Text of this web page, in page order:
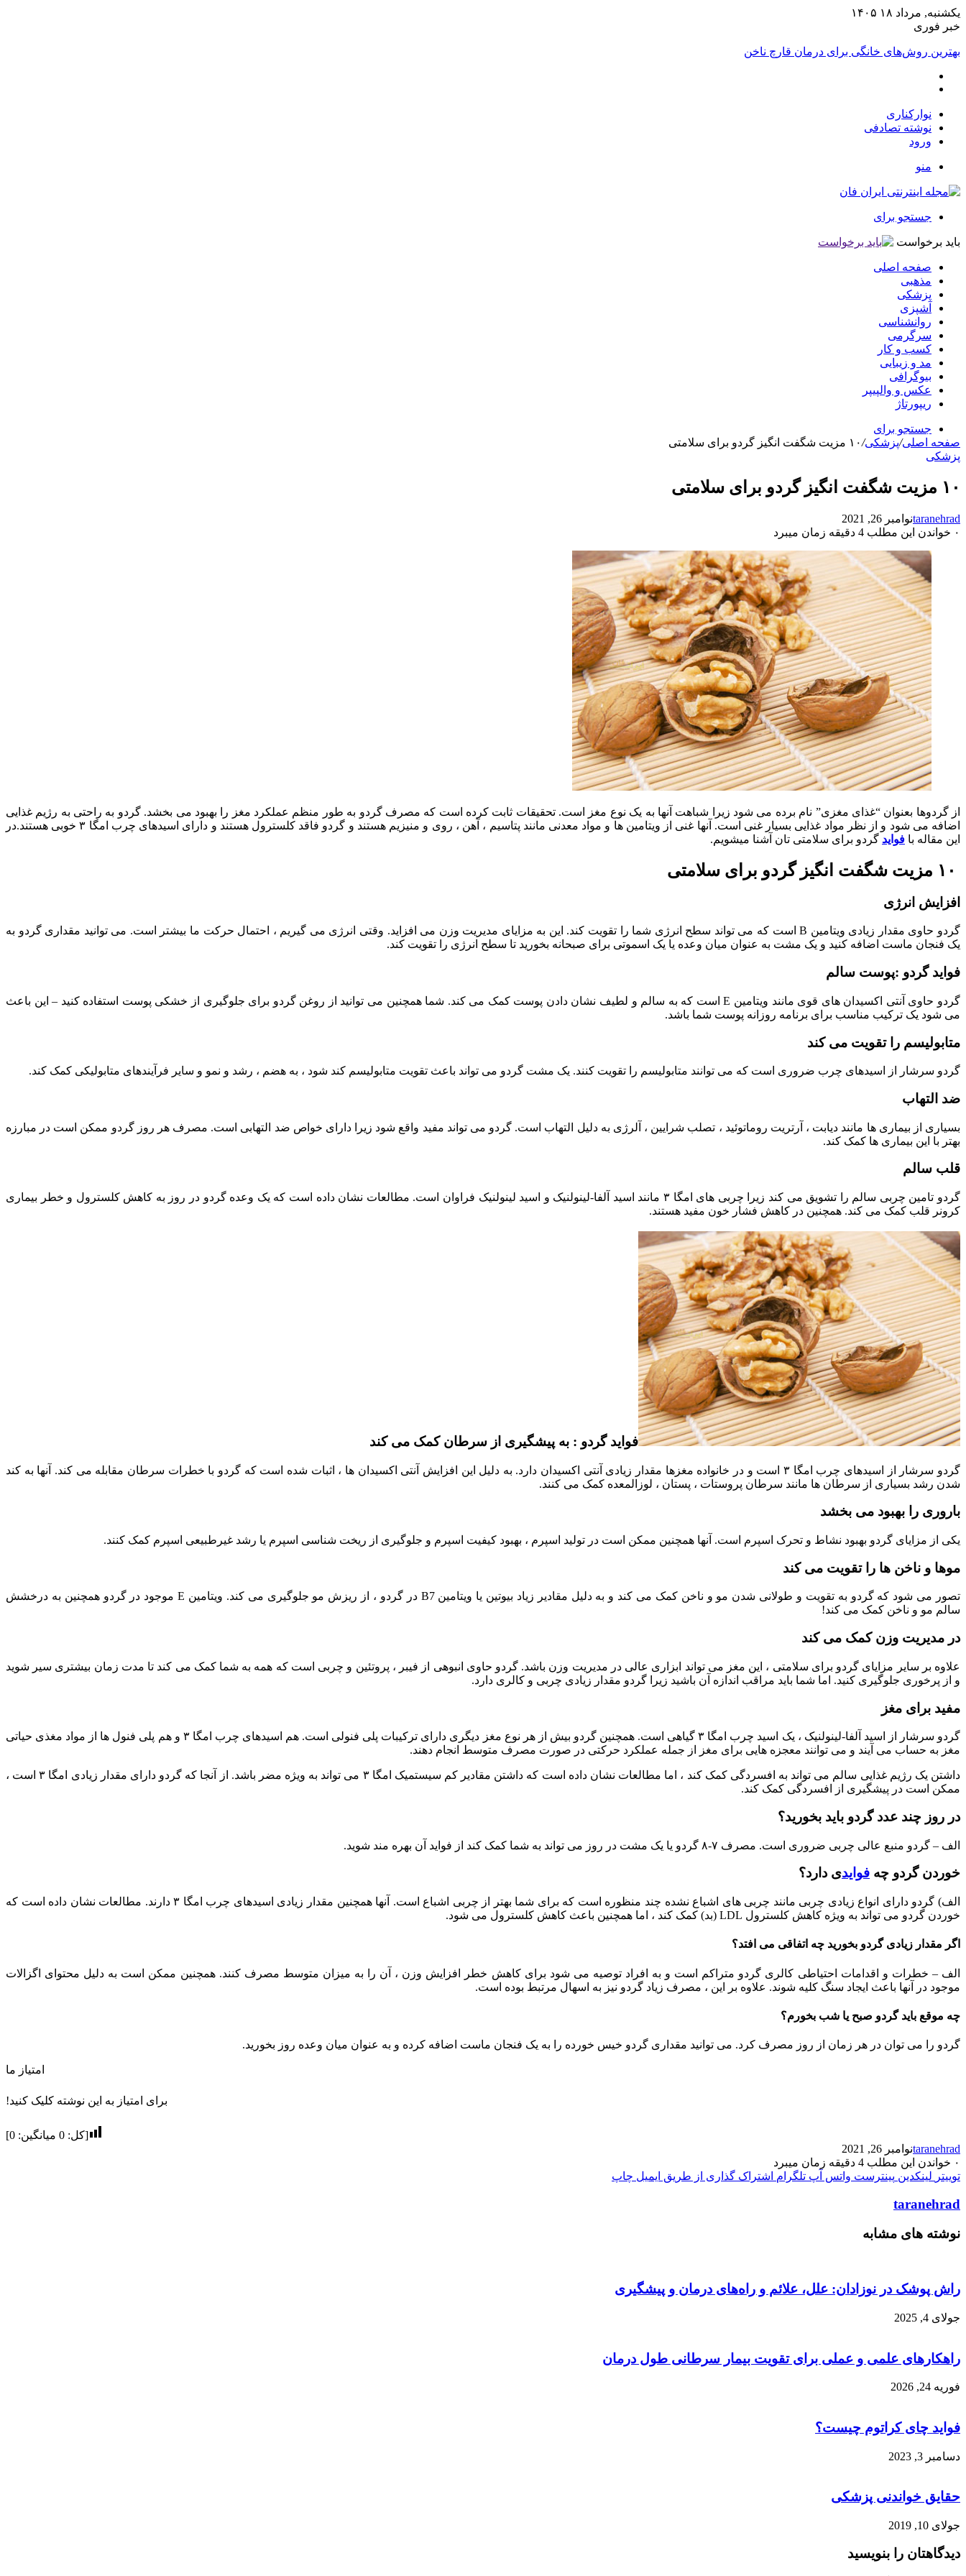
یکشنبه, مرداد ۱۸ ۱۴۰۵
خبر فوری
بهترین روش‌های خانگی برای درمان قارچ ناخن
نوارکناری
نوشته تصادفی
ورود
منو
جستجو برای
باید برخواست
صفحه اصلی
مذهبی
پزشکی
آشپزی
روانشناسی
سرگرمی
کسب و کار
مد و زیبایی
بیوگرافی
عکس و والپیپر
ریپورتاژ
جستجو برای
صفحه اصلی/پزشکی/۱۰ مزیت شگفت انگیز گردو برای سلامتی
پزشکی
۱۰ مزیت شگفت انگیز گردو برای سلامتی
taranehradنوامبر 26, 2021
۰ خواندن این مطلب 4 دقیقه زمان میبرد
از گردوها بعنوان “غذای مغزی” نام برده می شود زیرا شباهت آنها به یک نوع مغز است. تحقیقات ثابت کرده است که مصرف گردو به طور منظم عملکرد مغز را بهبود می بخشد. گردو به راحتی به رژیم غذایی
اضافه می شود و از نظر مواد غذایی بسیار غنی است. آنها غنی از ویتامین ها و مواد معدنی مانند پتاسیم ، آهن ، روی و منیزیم هستند و گردو فاقد کلسترول هستند و دارای اسیدهای چرب امگا ۳ خوبی هستند.در
این مقاله با فواید گردو برای سلامتی تان آشنا میشویم.
افزایش انرژی
گردو حاوی مقدار زیادی ویتامین B است که می تواند سطح انرژی شما را تقویت کند. این به مزایای مدیریت وزن می افزاید. وقتی انرژی می گیریم ، احتمال حرکت ما بیشتر است. می توانید مقداری گردو به
یک فنجان ماست اضافه کنید و یک مشت به عنوان میان وعده یا یک اسموتی برای صبحانه بخورید تا سطح انرژی را تقویت کند.
فواید گردو :پوست سالم
گردو حاوی آنتی اکسیدان های قوی مانند ویتامین E است که به سالم و لطیف نشان دادن پوست کمک می کند. شما همچنین می توانید از روغن گردو برای جلوگیری از خشکی پوست استفاده کنید – این باعث
می شود یک ترکیب مناسب برای برنامه روزانه پوست شما باشد.
متابولیسم را تقویت می کند
گردو سرشار از اسیدهای چرب ضروری است که می توانند متابولیسم را تقویت کنند. یک مشت گردو می تواند باعث تقویت متابولیسم کند شود ، به هضم ، رشد و نمو و سایر فرآیندهای متابولیکی کمک کند.
ضد التهاب
بسیاری از بیماری ها مانند دیابت ، آرتریت روماتوئید ، تصلب شرایین ، آلرژی به دلیل التهاب است. گردو می تواند مفید واقع شود زیرا دارای خواص ضد التهابی است. مصرف هر روز گردو ممکن است در مبارزه
بهتر با این بیماری ها کمک کند.
قلب سالم
گردو تامین چربی سالم را تشویق می کند زیرا چربی های امگا ۳ مانند اسید آلفا-لینولنیک و اسید لینولنیک فراوان است. مطالعات نشان داده است که یک وعده گردو در روز به کاهش کلسترول و خطر بیماری
کرونر قلب کمک می کند. همچنین در کاهش فشار خون مفید هستند.
فواید گردو : به پیشگیری از سرطان کمک می کند
گردو سرشار از اسیدهای چرب امگا ۳ است و در خانواده مغزها مقدار زیادی آنتی اکسیدان دارد. به دلیل این افزایش آنتی اکسیدان ها ، اثبات شده است که گردو با خطرات سرطان مقابله می کند. آنها به کند
شدن رشد بسیاری از سرطان ها مانند سرطان پروستات ، پستان ، لوزالمعده کمک می کنند.
باروری را بهبود می بخشد
یکی از مزایای گردو بهبود نشاط و تحرک اسپرم است. آنها همچنین ممکن است در تولید اسپرم ، بهبود کیفیت اسپرم و جلوگیری از ریخت شناسی اسپرم یا رشد غیرطبیعی اسپرم کمک کنند.
موها و ناخن ها را تقویت می کند
تصور می شود که گردو به تقویت و طولانی شدن مو و ناخن کمک می کند و به دلیل مقادیر زیاد بیوتین یا ویتامین B7 در گردو ، از ریزش مو جلوگیری می کند. ویتامین E موجود در گردو همچنین به درخشش
سالم مو و ناخن کمک می کند!
در مدیریت وزن کمک می کند
علاوه بر سایر مزایای گردو برای سلامتی ، این مغز می تواند ابزاری عالی در مدیریت وزن باشد. گردو حاوی انبوهی از فیبر ، پروتئین و چربی است که همه به شما کمک می کند تا مدت زمان بیشتری سیر شوید
و از پرخوری جلوگیری کنید. اما شما باید مراقب اندازه آن باشید زیرا گردو مقدار زیادی چربی و کالری دارد.
مفید برای مغز
گردو سرشار از اسید آلفا-لینولنیک ، یک اسید چرب امگا ۳ گیاهی است. همچنین گردو بیش از هر نوع مغز دیگری دارای ترکیبات پلی فنولی است. هم اسیدهای چرب امگا ۳ و هم پلی فنول ها از مواد مغذی حیاتی
مغز به حساب می آیند و می توانند معجزه هایی برای مغز از جمله عملکرد حرکتی در صورت مصرف متوسط ​​انجام دهند.
داشتن یک رژیم غذایی سالم می تواند به افسردگی کمک کند ، اما مطالعات نشان داده است که داشتن مقادیر کم سیستمیک امگا ۳ می تواند به ویژه مضر باشد. از آنجا که گردو دارای مقدار زیادی امگا ۳ است ،
ممکن است در پیشگیری از افسردگی کمک کند.
در روز چند عدد گردو باید بخورید؟
الف – گردو منبع عالی چربی ضروری است. مصرف ۷-۸ گردو یا یک مشت در روز می تواند به شما کمک کند از فواید آن بهره مند شوید.
خوردن گردو چه فوایدی دارد؟
الف) گردو دارای انواع زیادی چربی مانند چربی های اشباع نشده چند منظوره است که برای شما بهتر از چربی اشباع است. آنها همچنین مقدار زیادی اسیدهای چرب امگا ۳ دارند. مطالعات نشان داده است که
خوردن گردو می تواند به ویژه کاهش کلسترول LDL (بد) کمک کند ، اما همچنین باعث کاهش کلسترول می شود.
اگر مقدار زیادی گردو بخورید چه اتفاقی می افتد؟
الف – خطرات و اقدامات احتیاطی کالری گردو متراکم است و به افراد توصیه می شود برای کاهش خطر افزایش وزن ، آن را به میزان متوسط ​​مصرف کنند. همچنین ممکن است به دلیل محتوای اگزالات
موجود در آنها باعث ایجاد سنگ کلیه شوند. علاوه بر این ، مصرف زیاد گردو نیز به اسهال مرتبط بوده است.
چه موقع باید گردو صبح یا شب بخورم؟
گردو را می توان در هر زمان از روز مصرف کرد. می توانید مقداری گردو خیس خورده را به یک فنجان ماست اضافه کرده و به عنوان میان وعده روز بخورید.
امتیاز ما
برای امتیاز به این نوشته کلیک کنید!
[کل: 0 میانگین: 0
]
taranehradنوامبر 26, 2021
۰ خواندن این مطلب 4 دقیقه زمان میبرد
توییتر لینکدین پینترست واتس آپ تلگرام اشتراک گذاری از طریق ایمیل چاپ
taranehrad
نوشته های مشابه
راش پوشک در نوزادان: علل، علائم و راه‌های درمان و پیشگیری
جولای 4, 2025
راهکارهای علمی و عملی برای تقویت بیمار سرطانی طول درمان
فوریه 24, 2026
فواید چای کراتوم چیست؟
دسامبر 3, 2023
حقایق خواندنی پزشکی
جولای 10, 2019
دیدگاهتان را بنویسید